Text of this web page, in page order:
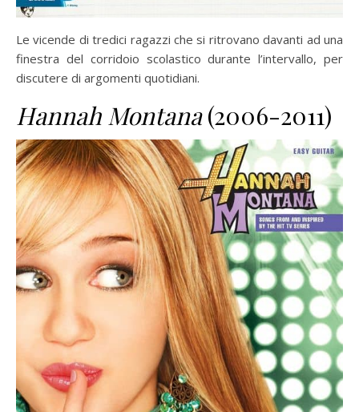
Le vicende di tredici ragazzi che si ritrovano davanti ad una
finestra del corridoio scolastico durante l’intervallo, per
discutere di argomenti quotidiani.
Hannah Montana(2006-2011)